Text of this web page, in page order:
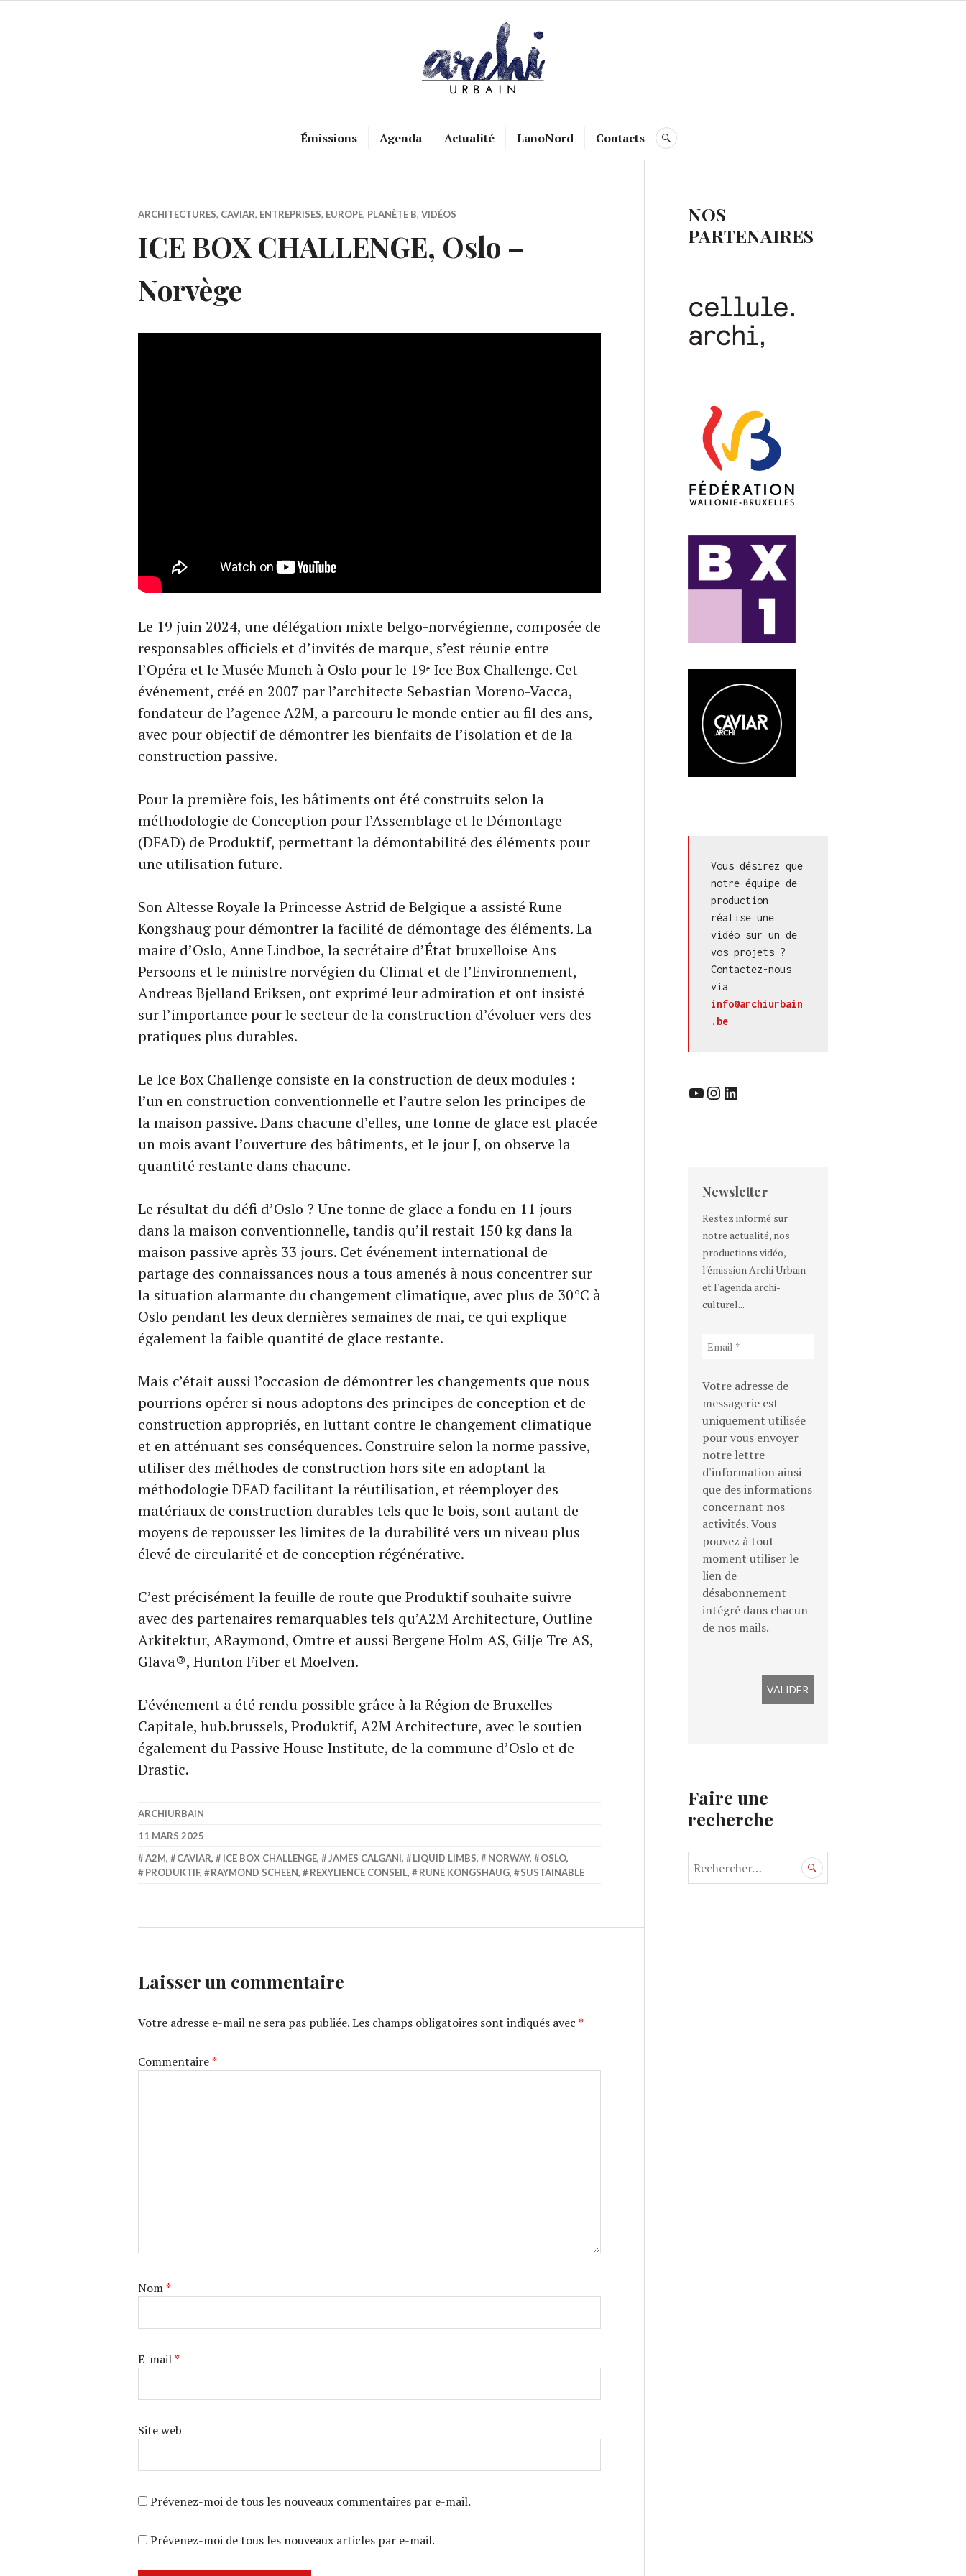
Émissions Agenda Actualité LanoNord Contacts RECHERCHE
ARCHITECTURES, CAVIAR, ENTREPRISES, EUROPE, PLANÈTE B, VIDÉOS
ICE BOX CHALLENGE, Oslo –
Norvège
Le 19 juin 2024, une délégation mixte belgo-norvégienne, composée de
responsables officiels et d’invités de marque, s’est réunie entre
l’Opéra et le Musée Munch à Oslo pour le 19ᵉ Ice Box Challenge. Cet
événement, créé en 2007 par l’architecte Sebastian Moreno-Vacca,
fondateur de l’agence A2M, a parcouru le monde entier au fil des ans,
avec pour objectif de démontrer les bienfaits de l’isolation et de la
construction passive.
Pour la première fois, les bâtiments ont été construits selon la
méthodologie de Conception pour l’Assemblage et le Démontage
(DFAD) de Produktif, permettant la démontabilité des éléments pour
une utilisation future.
Son Altesse Royale la Princesse Astrid de Belgique a assisté Rune
Kongshaug pour démontrer la facilité de démontage des éléments. La
maire d’Oslo, Anne Lindboe, la secrétaire d’État bruxelloise Ans
Persoons et le ministre norvégien du Climat et de l’Environnement,
Andreas Bjelland Eriksen, ont exprimé leur admiration et ont insisté
sur l’importance pour le secteur de la construction d’évoluer vers des
pratiques plus durables.
Le Ice Box Challenge consiste en la construction de deux modules :
l’un en construction conventionnelle et l’autre selon les principes de
la maison passive. Dans chacune d’elles, une tonne de glace est placée
un mois avant l’ouverture des bâtiments, et le jour J, on observe la
quantité restante dans chacune.
Le résultat du défi d’Oslo ? Une tonne de glace a fondu en 11 jours
dans la maison conventionnelle, tandis qu’il restait 150 kg dans la
maison passive après 33 jours. Cet événement international de
partage des connaissances nous a tous amenés à nous concentrer sur
la situation alarmante du changement climatique, avec plus de 30°C à
Oslo pendant les deux dernières semaines de mai, ce qui explique
également la faible quantité de glace restante.
Mais c’était aussi l’occasion de démontrer les changements que nous
pourrions opérer si nous adoptons des principes de conception et de
construction appropriés, en luttant contre le changement climatique
et en atténuant ses conséquences. Construire selon la norme passive,
utiliser des méthodes de construction hors site en adoptant la
méthodologie DFAD facilitant la réutilisation, et réemployer des
matériaux de construction durables tels que le bois, sont autant de
moyens de repousser les limites de la durabilité vers un niveau plus
élevé de circularité et de conception régénérative.
C’est précisément la feuille de route que Produktif souhaite suivre
avec des partenaires remarquables tels qu’A2M Architecture, Outline
Arkitektur, ARaymond, Omtre et aussi Bergene Holm AS, Gilje Tre AS,
Glava®, Hunton Fiber et Moelven.
L’événement a été rendu possible grâce à la Région de Bruxelles-
Capitale, hub.brussels, Produktif, A2M Architecture, avec le soutien
également du Passive House Institute, de la commune d’Oslo et de
Drastic.
ARCHIURBAIN
11 MARS 2025
A2M, CAVIAR, ICE BOX CHALLENGE, JAMES CALGANI, LIQUID LIMBS, NORWAY, OSLO,
PRODUKTIF, RAYMOND SCHEEN, REXYLIENCE CONSEIL, RUNE KONGSHAUG, SUSTAINABLE
Laisser un commentaire
Votre adresse e-mail ne sera pas publiée.Les champs obligatoires sont indiqués avec *
Commentaire*
Nom*
E-mail*
Site web
Prévenez-moi de tous les nouveaux commentaires par e-mail.
Prévenez-moi de tous les nouveaux articles par e-mail.
NOS
PARTENAIRES
Vous désirez que
notre équipe de
production
réalise une
vidéo sur un de
vos projets ?
Contactez-nous
info@archiurbain
.be
YouTube InstagramLinkedIn
Newsletter
Restez informé sur
notre actualité, nos
productions vidéo,
l'émission Archi Urbain
et l'agenda archi-
culturel...
Votre adresse de
messagerie est
uniquement utilisée
pour vous envoyer
notre lettre
d'information ainsi
que des informations
concernant nos
activités. Vous
pouvez à tout
moment utiliser le
lien de
désabonnement
intégré dans chacun
de nos mails.
Faire une
recherche